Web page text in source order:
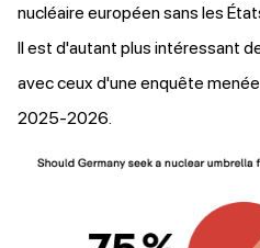
nucléaire européen sans les
Il est d'autant plus intéressant
avec ceux d'une enquête
2025-2026.